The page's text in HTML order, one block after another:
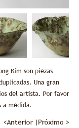
Kim son piezas
Una gran
del artista. Por favor
a medida.
<Anterior|Próximo >